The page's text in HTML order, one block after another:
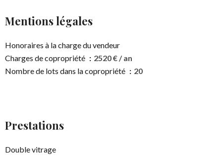
Mentions légales
Honoraires à la charge du vendeur
Charges de copropriété
2520 € / an
Nombre de lots dans la copropriété
20
Prestations
Double vitrage